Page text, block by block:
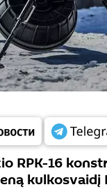
RPK-16
kulkosvaidį